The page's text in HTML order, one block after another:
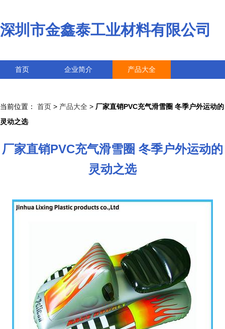
深圳市金鑫泰工业材料有限公司
首页 企业简介 产品大全
当前位置： 首页 > 产品大全 > 厂家直销PVC充气滑雪圈 冬季户外运动的
灵动之选
厂家直销PVC充气滑雪圈 冬季户外运动的
灵动之选